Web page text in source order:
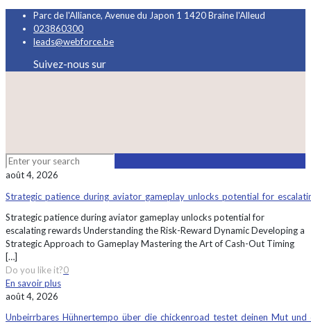
Parc de l'Alliance, Avenue du Japon 1 1420 Braine l'Alleud
023860300
leads@webforce.be
Suivez-nous sur
août 4, 2026
Strategic patience during aviator gameplay unlocks potential for
escalating rewards Understanding the Risk-Reward Dynamic Developing a
Strategic Approach to Gameplay Mastering the Art of Cash-Out Timing
[…]
Do you like it?0
En savoir plus
août 4, 2026